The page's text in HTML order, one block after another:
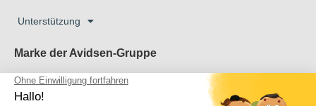
Unterstützung
Marke der Avidsen-Gruppe
Marke Avidsen